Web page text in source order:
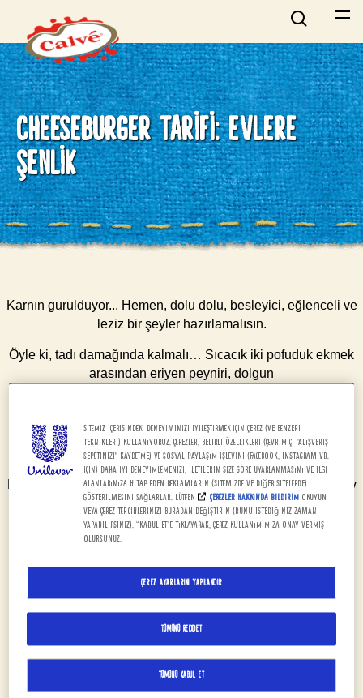
CHEESEBURGER TARIFI: EVLERE
ŞENLIK
Karnın gurulduyor... Hemen, dolu dolu, besleyici, eğlenceli ve
leziz bir şeyler hazırlamalısın.
Öyle ki, tadı damağında kalmalı… Sıcacık iki pofuduk ekmek
arasından eriyen peyniri, dolgun
kokusuyla, büyüleyici bir
cheeseburgerden kocaman bir ısırığa ne dersin?
Dostlarınla ders molasını, ailenle film keyfini, misafirlerinle ev
partisini şenliğe çevirecek, enfes
bir cheeseburger tarifi geliyor.
Cheeseburger Malzemeleri:
Köftesi için malzemeler:
● 500 g. dana kıyma
● 2 tutam tuz
Sitemiz içerisindeki deneyiminizi iyileştirmek için çerez (ve benzeri
teknikleri) kullanıyoruz. Çerezler, belirli özellikleri (çevrimiçi "alışveriş
sepetinizi" kaydetme) ve sosyal paylaşım işlevini (Facebook, Instagram vb.
için) daha iyi deneyimlemenizi, iletilerin size göre uyarlanmasını ve ilgi
alanlarınıza hitap eden reklamların (sitemizde ve diğer sitelerde)
gösterilmesini sağlarlar. Lütfen
Çerezler Hakkında Bildirim okuyun
veya çerez tercihlerinizi buradan değiştirin (bunu istediğiniz zaman
yapabilirsiniz). “Kabul et”e tıklayarak, çerez kullanımımıza onay vermiş
olursunuz.
Çerez Ayarlarını Yapılandır
Tümünü Reddet
Tümünü Kabul Et